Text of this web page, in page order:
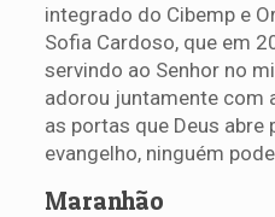
integrado do Cibemp e
Sofia Cardoso, que em
servindo ao Senhor no
adorou juntamente com
as portas que Deus abre
evangelho, ninguém
Maranhão